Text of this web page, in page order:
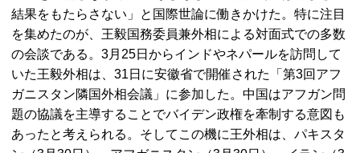
結果をもたらさない」と国際世論に働きかけた。特に注目
を集めたのが、王毅国務委員兼外相による対面式での多数
の会談である。3月25日からインドやネパールを訪問して
いた王毅外相は、31日に安徽省で開催された「第3回アフ
ガニスタン隣国外相会議」に参加した。中国はアフガン問
題の協議を主導することでバイデン政権を牽制する意図も
あったと考えられる。そしてこの機に王外相は、パキスタ